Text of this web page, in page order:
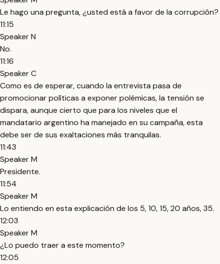
Le hago una pregunta, ¿usted está a favor de la corrupción?
11:15
Speaker N
No.
11:16
Speaker C
Como es de esperar, cuando la entrevista pasa de
promocionar políticas a exponer polémicas, la tensión se
dispara, aunque cierto que para los niveles que el
mandatario argentino ha manejado en su campaña, esta
debe ser de sus exaltaciones más tranquilas.
11:43
Speaker M
Presidente.
11:54
Speaker M
Lo entiendo en esta explicación de los 5, 10, 15, 20 años, 35.
12:03
Speaker M
¿Lo puedo traer a este momento?
12:05